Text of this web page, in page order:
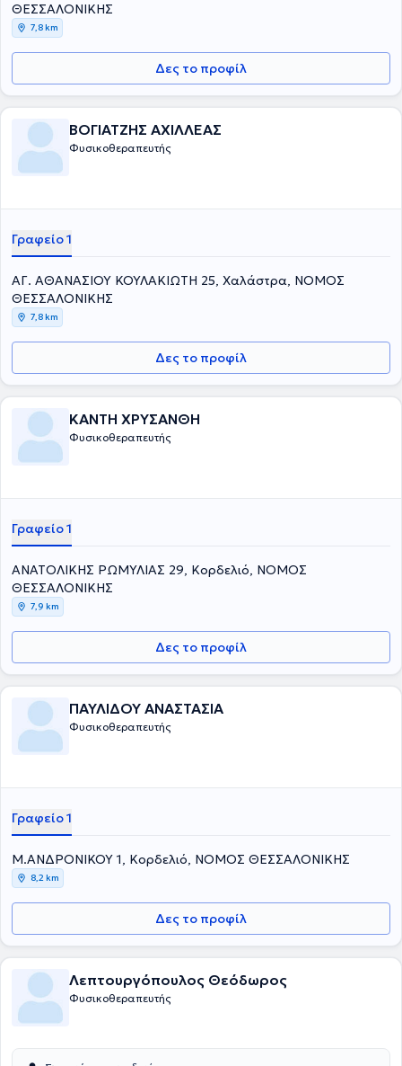
ΘΕΣΣΑΛΟΝΙΚΗΣ
7,8 km
Δες το προφίλ
ΒΟΓΙΑΤΖΗΣ ΑΧΙΛΛΕΑΣ
Φυσικοθεραπευτής
Γραφείο 1
ΑΓ. ΑΘΑΝΑΣΙΟΥ ΚΟΥΛΑΚΙΩΤΗ 25, Χαλάστρα, ΝΟΜΟΣ
ΘΕΣΣΑΛΟΝΙΚΗΣ
7,8 km
Δες το προφίλ
ΚΑΝΤΗ ΧΡΥΣΑΝΘΗ
Φυσικοθεραπευτής
Γραφείο 1
ΑΝΑΤΟΛΙΚΗΣ ΡΩΜΥΛΙΑΣ 29, Κορδελιό, ΝΟΜΟΣ
ΘΕΣΣΑΛΟΝΙΚΗΣ
7,9 km
Δες το προφίλ
ΠΑΥΛΙΔΟΥ ΑΝΑΣΤΑΣΙΑ
Φυσικοθεραπευτής
Γραφείο 1
Μ.ΑΝΔΡΟΝΙΚΟΥ 1, Κορδελιό, ΝΟΜΟΣ ΘΕΣΣΑΛΟΝΙΚΗΣ
8,2 km
Δες το προφίλ
Λεπτουργόπουλος Θεόδωρος
Φυσικοθεραπευτής